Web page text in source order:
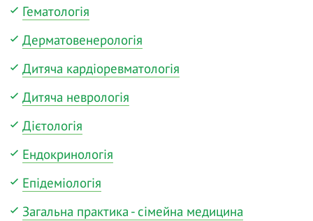
Гематологія
Дерматовенерологія
Дитяча кардіоревматологія
Дитяча неврологія
Дієтологія
Ендокринологія
Епідеміологія
Загальна практика - сімейна медицина